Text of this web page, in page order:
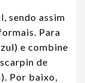
sendo assim
Para
e combine
de
Por baixo,